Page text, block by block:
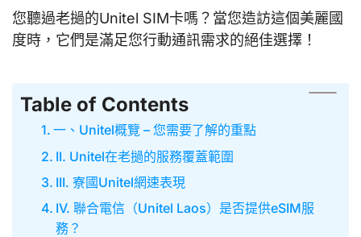
您聽過老撾的Unitel SIM卡嗎？當您造訪這個美麗國
度時，它們是滿足您行動通訊需求的絕佳選擇！
Table of Contents
一、Unitel概覽 – 您需要了解的重點
II. Unitel在老撾的服務覆蓋範圍
III. 寮國Unitel網速表現
IV. 聯合電信（Unitel Laos）是否提供eSIM服
務？